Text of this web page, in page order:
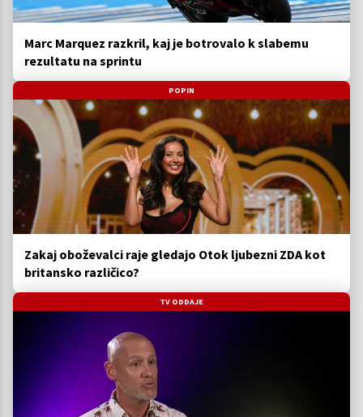
Marc Marquez razkril, kaj je botrovalo k slabemu
rezultatu na sprintu
POPIN
Zakaj oboževalci raje gledajo Otok ljubezni ZDA kot
britansko različico?
TV ODDAJE